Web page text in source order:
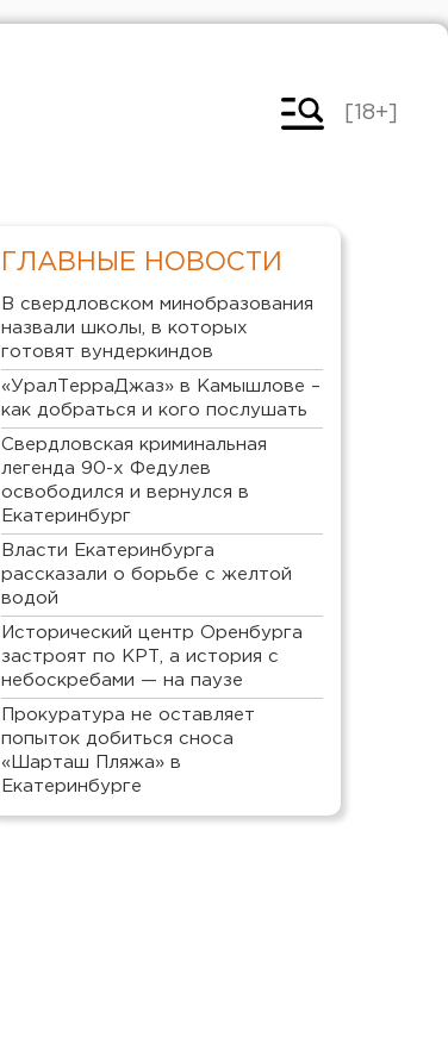
[18+]
ГЛАВНЫЕ НОВОСТИ
В свердловском минобразования
назвали школы, в которых
готовят вундеркиндов
«УралТерраДжаз» в Камышлове –
как добраться и кого послушать
Свердловская криминальная
легенда 90-х Федулев
освободился и вернулся в
Екатеринбург
Власти Екатеринбурга
рассказали о борьбе с желтой
водой
Исторический центр Оренбурга
застроят по КРТ, а история с
небоскребами — на паузе
Прокуратура не оставляет
попыток добиться сноса
«Шарташ Пляжа» в
Екатеринбурге